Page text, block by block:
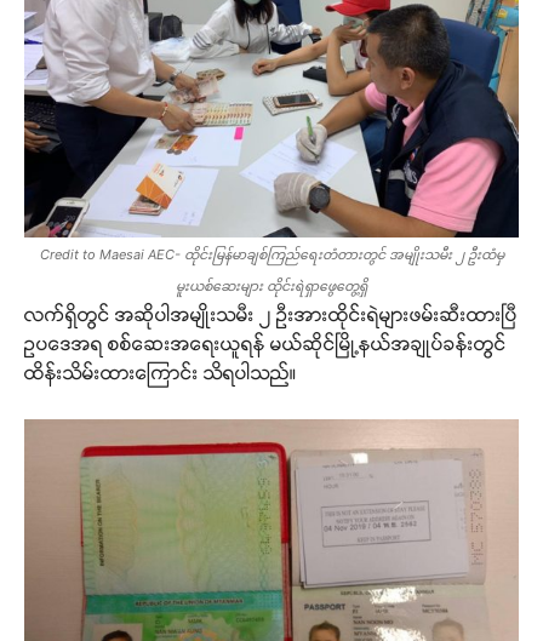
Credit to Maesai AEC- ထိုင်းမြန်မာချစ်ကြည်ရေးတံတားတွင် အမျိုးသမီး ၂ ဦးထံမှ
မူးယစ်ဆေးများ ထိုင်းရဲရှာဖွေတွေ့ရှိ
လက်ရှိတွင် အဆိုပါအမျိုးသမီး ၂ ဦးအားထိုင်းရဲများဖမ်းဆီးထားပြီ
ဥပဒေအရ စစ်ဆေးအရေးယူရန် မယ်ဆိုင်မြို့နယ်အချုပ်ခန်းတွင်
ထိန်းသိမ်းထားကြောင်း သိရပါသည်။